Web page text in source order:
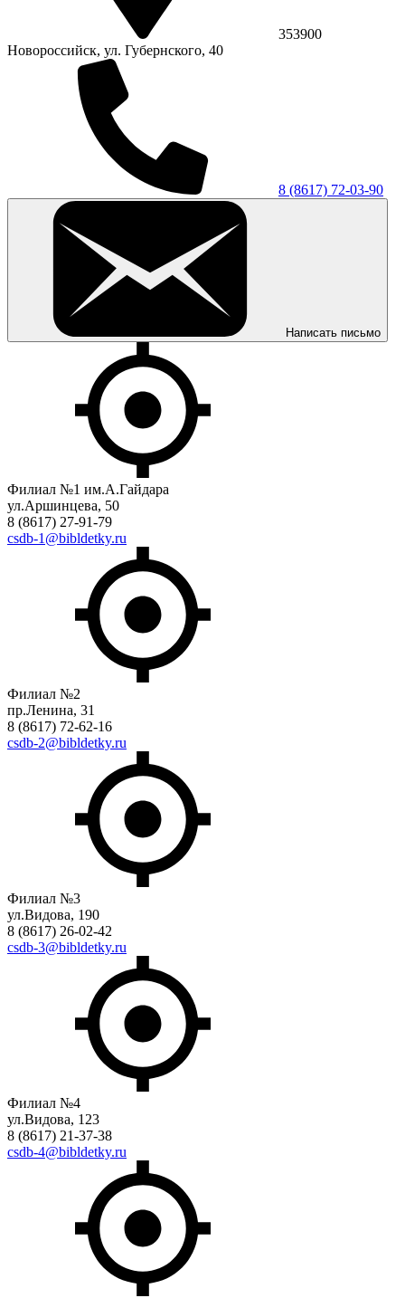
353900
Новороссийск, ул. Губернского, 40
8 (8617) 72-03-90
Написать письмо
Филиал №1 им.А.Гайдара
ул.Аршинцева, 50
8 (8617) 27-91-79
csdb-1@bibldetky.ru
Филиал №2
пр.Ленина, 31
8 (8617) 72-62-16
csdb-2@bibldetky.ru
Филиал №3
ул.Видова, 190
8 (8617) 26-02-42
csdb-3@bibldetky.ru
Филиал №4
ул.Видова, 123
8 (8617) 21-37-38
csdb-4@bibldetky.ru